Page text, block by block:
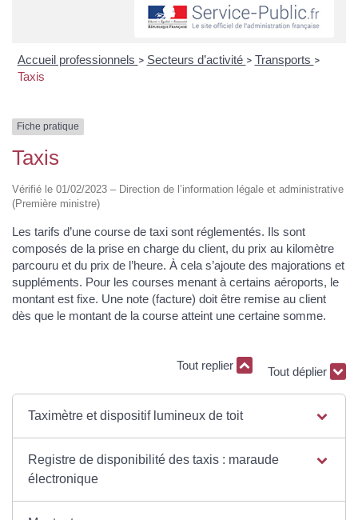
Accueil professionnels > Secteurs d’activité > Transports >
Taxis
Fiche pratique
Taxis
Vérifié le 01/02/2023 – Direction de l’information légale et administrative
(Première ministre)
Les tarifs d’une course de taxi sont réglementés. Ils sont
composés de la prise en charge du client, du prix au kilomètre
parcouru et du prix de l’heure. À cela s’ajoute des majorations et
suppléments. Pour les courses menant à certains aéroports, le
montant est fixe. Une note (facture) doit être remise au client
dès que le montant de la course atteint une certaine somme.
Tout replier
Tout déplier
Taximètre et dispositif lumineux de toit
Registre de disponibilité des taxis : maraude
électronique